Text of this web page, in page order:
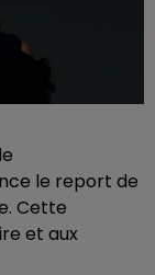
le report de
Cette
et aux